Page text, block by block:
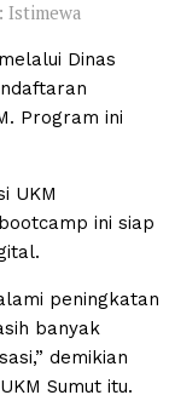
Istimewa
Dinas
Program ini
UKM
ini siap
peningkatan
banyak
demikian
Sumut itu.